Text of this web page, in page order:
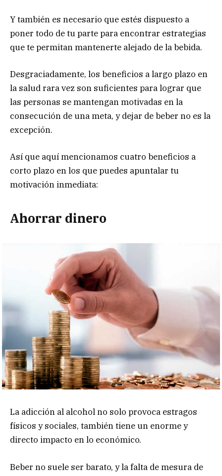
Y también es necesario que estés dispuesto a
poner todo de tu parte para encontrar estrategias
que te permitan mantenerte alejado de la bebida.
Desgraciadamente, los beneficios a largo plazo en
la salud rara vez son suficientes para lograr que
las personas se mantengan motivadas en la
consecución de una meta, y dejar de beber no es la
excepción.
Así que aquí mencionamos cuatro beneficios a
corto plazo en los que puedes apuntalar tu
motivación inmediata:
Ahorrar dinero
La adicción al alcohol no solo provoca estragos
físicos y sociales, también tiene un enorme y
directo impacto en lo económico.
Beber no suele ser barato, y la falta de mesura de